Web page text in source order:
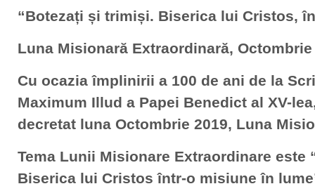
“Botezați și trimiși. Biserica lui Cristos,
Luna Misionară Extraordinară, Octombrie
Cu ocazia împlinirii a 100 de ani de la
Maximum Illud a Papei Benedict al XV-
decretat luna Octombrie 2019, Luna
Tema Lunii Misionare Extraordinare este
Biserica lui Cristos într-o misiune în